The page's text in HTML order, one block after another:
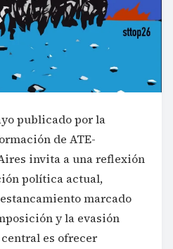
publicado por la
de ATE-
invita a una reflexión
política actual,
marcado
y la evasión
es ofrecer